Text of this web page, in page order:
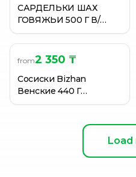
САРДЕЛЬКИ ШАХ
ГОВЯЖЬИ 500 Г В/
УПАК.
from2 350 ₸
Сосиски Bizhan
Венские 440 Г
Натур.Обалоч. В/Упак.
Load